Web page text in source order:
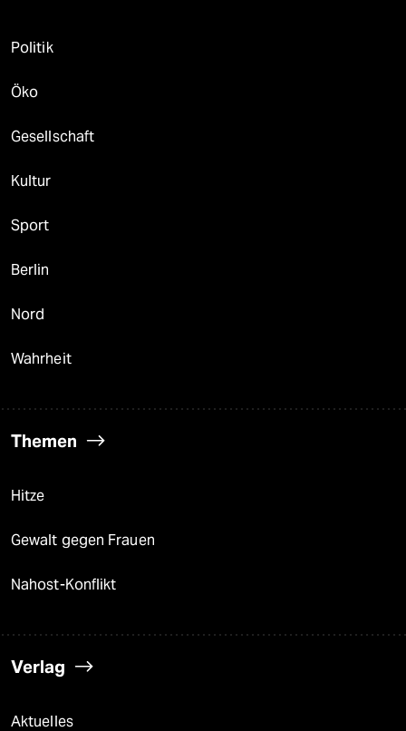
Politik
Öko
Gesellschaft
Kultur
Sport
Berlin
Nord
Wahrheit
Themen
Hitze
Gewalt gegen Frauen
Nahost-Konflikt
Verlag
Aktuelles